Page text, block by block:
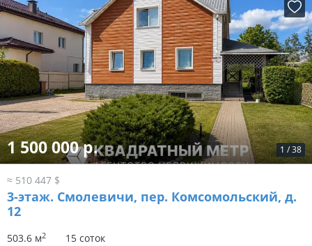
1 /38
1 500 000 р.
≈ 510 447 $
3-этаж. Смолевичи, пер. Комсомольский, д.
12
503.6 м2 15 соток